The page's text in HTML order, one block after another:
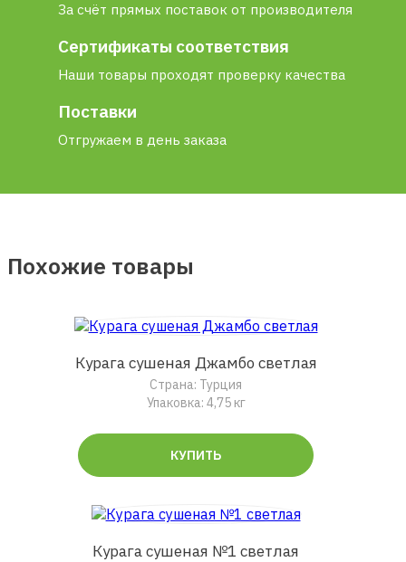
За счёт прямых поставок от производителя
Сертификаты соответствия
Наши товары проходят проверку качества
Поставки
Отгружаем в день заказа
Похожие товары
Курага сушеная Джамбо светлая
Страна: Турция
Упаковка: 4,75 кг
КУПИТЬ
Курага сушеная №1 светлая